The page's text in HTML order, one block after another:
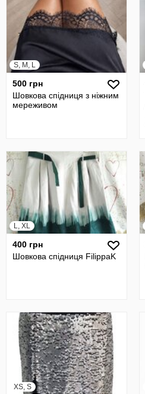
S, M, L
500 грн
Шовкова спідниця з ніжним
мереживом
L, XL
400 грн
Шовкова спідниця FilippaK
XS, S